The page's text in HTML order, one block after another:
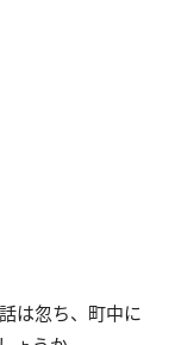
は忽ち、町中に